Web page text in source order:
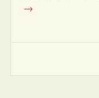
→